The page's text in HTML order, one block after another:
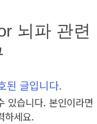
뇌파 관련
된 글입니다.
있습니다. 본인이라면
하세요.